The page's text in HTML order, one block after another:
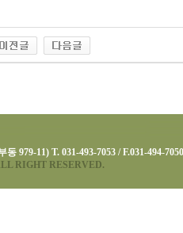
979-11) T. 031-493-7053 / F.031-494-7050
RIGHT RESERVED.